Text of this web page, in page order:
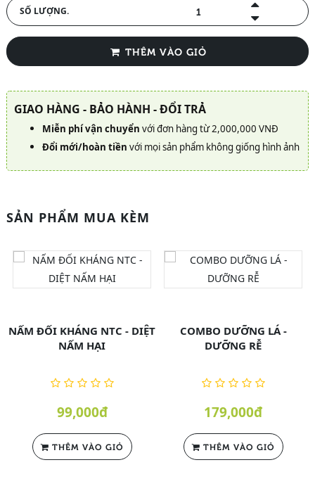
SỐ LƯỢNG.
THÊM VÀO GIỎ
GIAO HÀNG - BẢO HÀNH - ĐỔI TRẢ
Miễn phí vận chuyển với đơn hàng từ 2,000,000 VNĐ
Đổi mới/hoàn tiền với mọi sản phẩm không giống hình ảnh
SẢN PHẨM MUA KÈM
NẤM ĐỐI KHÁNG NTC - DIỆT
NẤM HẠI
99,000đ
THÊM VÀO GIỎ
COMBO DƯỠNG LÁ -
DƯỠNG RỄ
179,000đ
THÊM VÀO GIỎ